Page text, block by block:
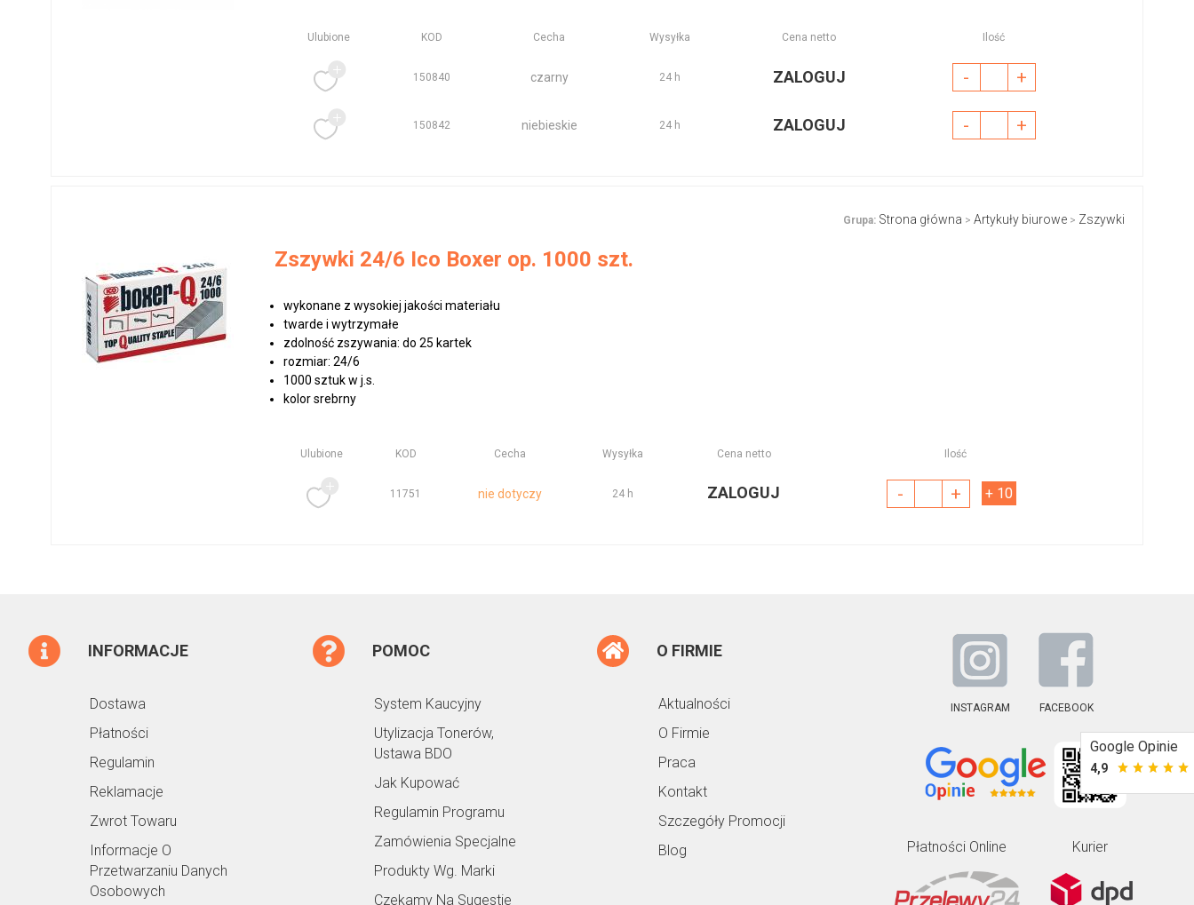
Ulubione KOD Cecha Wysyłka Cena netto Ilość
150840 czarny 24 h ZALOGUJ - +
150842 niebieskie 24 h ZALOGUJ - +
Grupa: Strona główna > Artykuły biurowe > Zszywki
Zszywki 24/6 Ico Boxer op. 1000 szt.
wykonane z wysokiej jakości materiału
twarde i wytrzymałe
zdolność zszywania: do 25 kartek
rozmiar: 24/6
1000 sztuk w j.s.
kolor srebrny
Ulubione KOD Cecha Wysyłka Cena netto Ilość
11751 nie dotyczy 24 h ZALOGUJ - + + 10
INFORMACJE
Dostawa
Płatności
Regulamin
Reklamacje
Zwrot Towaru
Informacje O
Przetwarzaniu Danych
Osobowych
POMOC
System Kaucyjny
Utylizacja Tonerów,
Ustawa BDO
Jak Kupować
Regulamin Programu
Zamówienia Specjalne
Produkty Wg. Marki
Czekamy Na Sugestie
O FIRMIE
Aktualności
O Firmie
Praca
Kontakt
Szczegóły Promocji
Blog
INSTAGRAM FACEBOOK
Płatności Online Kurier
Google Opinie
4,9